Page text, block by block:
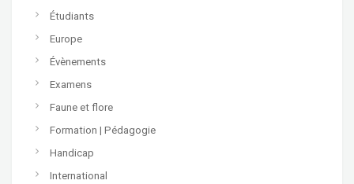
Étudiants
Europe
Évènements
Examens
Faune et flore
Formation | Pédagogie
Handicap
International